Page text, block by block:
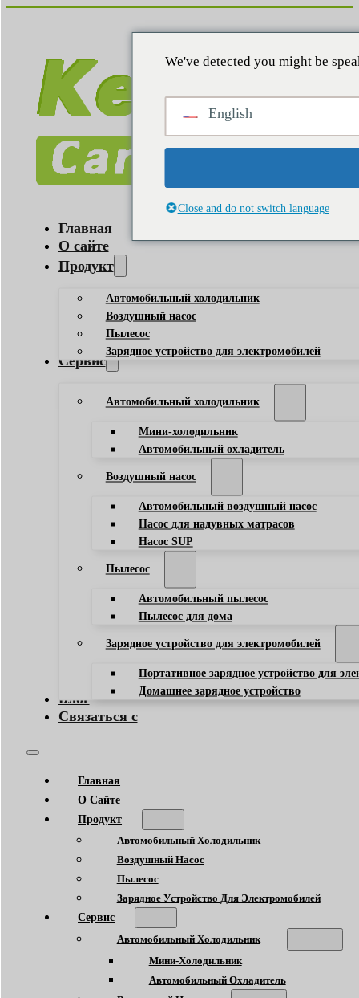
Главная
О сайте
Продукт
Автомобильный холодильник
Воздушный насос
Пылесос
Зарядное устройство для электромобилей
Сервис
Автомобильный холодильник
Мини-холодильник
Автомобильный охладитель
Воздушный насос
Автомобильный воздушный насос
Насос для надувных матрасов
Насос SUP
Пылесос
Автомобильный пылесос
Пылесос для дома
Зарядное устройство для электромобилей
Портативное зарядное устройство для
Домашнее зарядное устройство
Блог
Связаться с
Главная
О Сайте
Продукт
Автомобильный Холодильник
Воздушный Насос
Пылесос
Зарядное Устройство Для Электромобилей
Сервис
Автомобильный Холодильник
Мини-Холодильник
Автомобильный Охладитель
We've detected you might be
English
Close and do not switch language